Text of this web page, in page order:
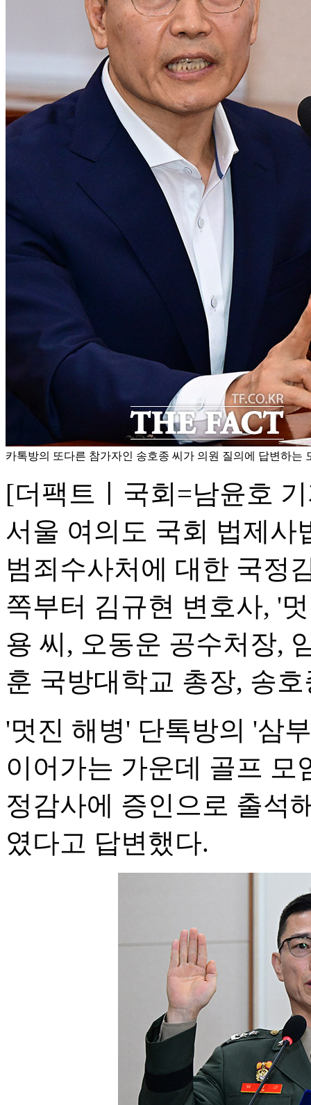
카톡방의 또다른 참가자인 송호종 씨가 의원 질의에 답변하는
[더팩트ㅣ국회=남윤호
서울 여의도 국회 법제사
범죄수사처에 대한 국정
쪽부터 김규현 변호사, '
용 씨, 오동운 공수처장,
훈 국방대학교 총장, 송
'멋진 해병' 단톡방의 '삼
이어가는 가운데 골프 모
정감사에 증인으로 출석
였다고 답변했다.